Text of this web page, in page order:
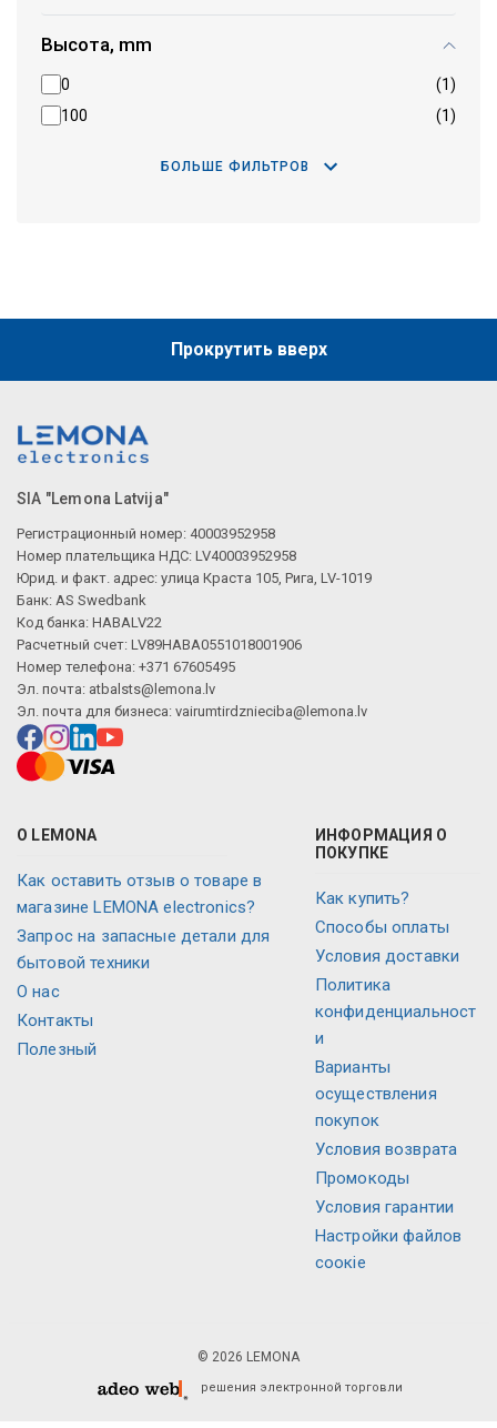
Высота, mm
0
(1)
100
(1)
БОЛЬШЕ ФИЛЬТРОВ
Прокрутить вверх
SIA "Lemona Latvija"
Регистрационный номер: 40003952958
Номер плательщика НДС: LV40003952958
Юрид. и факт. адрес: улица Краста 105, Рига, LV-1019
Банк: AS Swedbank
Код банка: HABALV22
Расчетный счет: LV89HABA0551018001906
Номер телефона: +371 67605495
Эл. почта: atbalsts@lemona.lv
Эл. почта для бизнеса: vairumtirdznieciba@lemona.lv
О LEMONA
Как оставить отзыв о товаре в
магазине LEMONA electronics?
Запрос на запасные детали для
бытовой техники
О нас
Контакты
Полезный
ИНФОРМАЦИЯ О
ПОКУПКЕ
Как купить?
Способы оплаты
Условия доставки
Политика
конфиденциальност
и
Варианты
осуществления
покупок
Условия возврата
Промокоды
Условия гарантии
Настройки файлов
соокіе
© 2026 LEMONA
решения электронной торговли